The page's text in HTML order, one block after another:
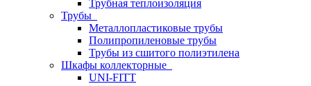
Трубная теплоизоляция
Трубы
Металлопластиковые трубы
Полипропиленовые трубы
Трубы из сшитого полиэтилена
Шкафы коллекторные
UNI-FITT